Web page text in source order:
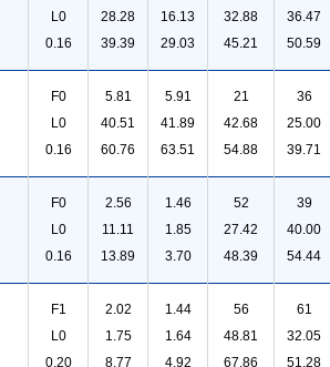
L0
0.16
28.28
39.39
16.13
29.03
32.88
45.21
36.47
50.59
F0
L0
0.16
5.81
40.51
60.76
5.91
41.89
63.51
21
42.68
54.88
36
25.00
39.71
F0
L0
0.16
2.56
11.11
13.89
1.46
1.85
3.70
52
27.42
48.39
39
40.00
54.44
F1
L0
0.20
2.02
1.75
8.77
1.44
1.64
4.92
56
48.81
67.86
61
32.05
51.28